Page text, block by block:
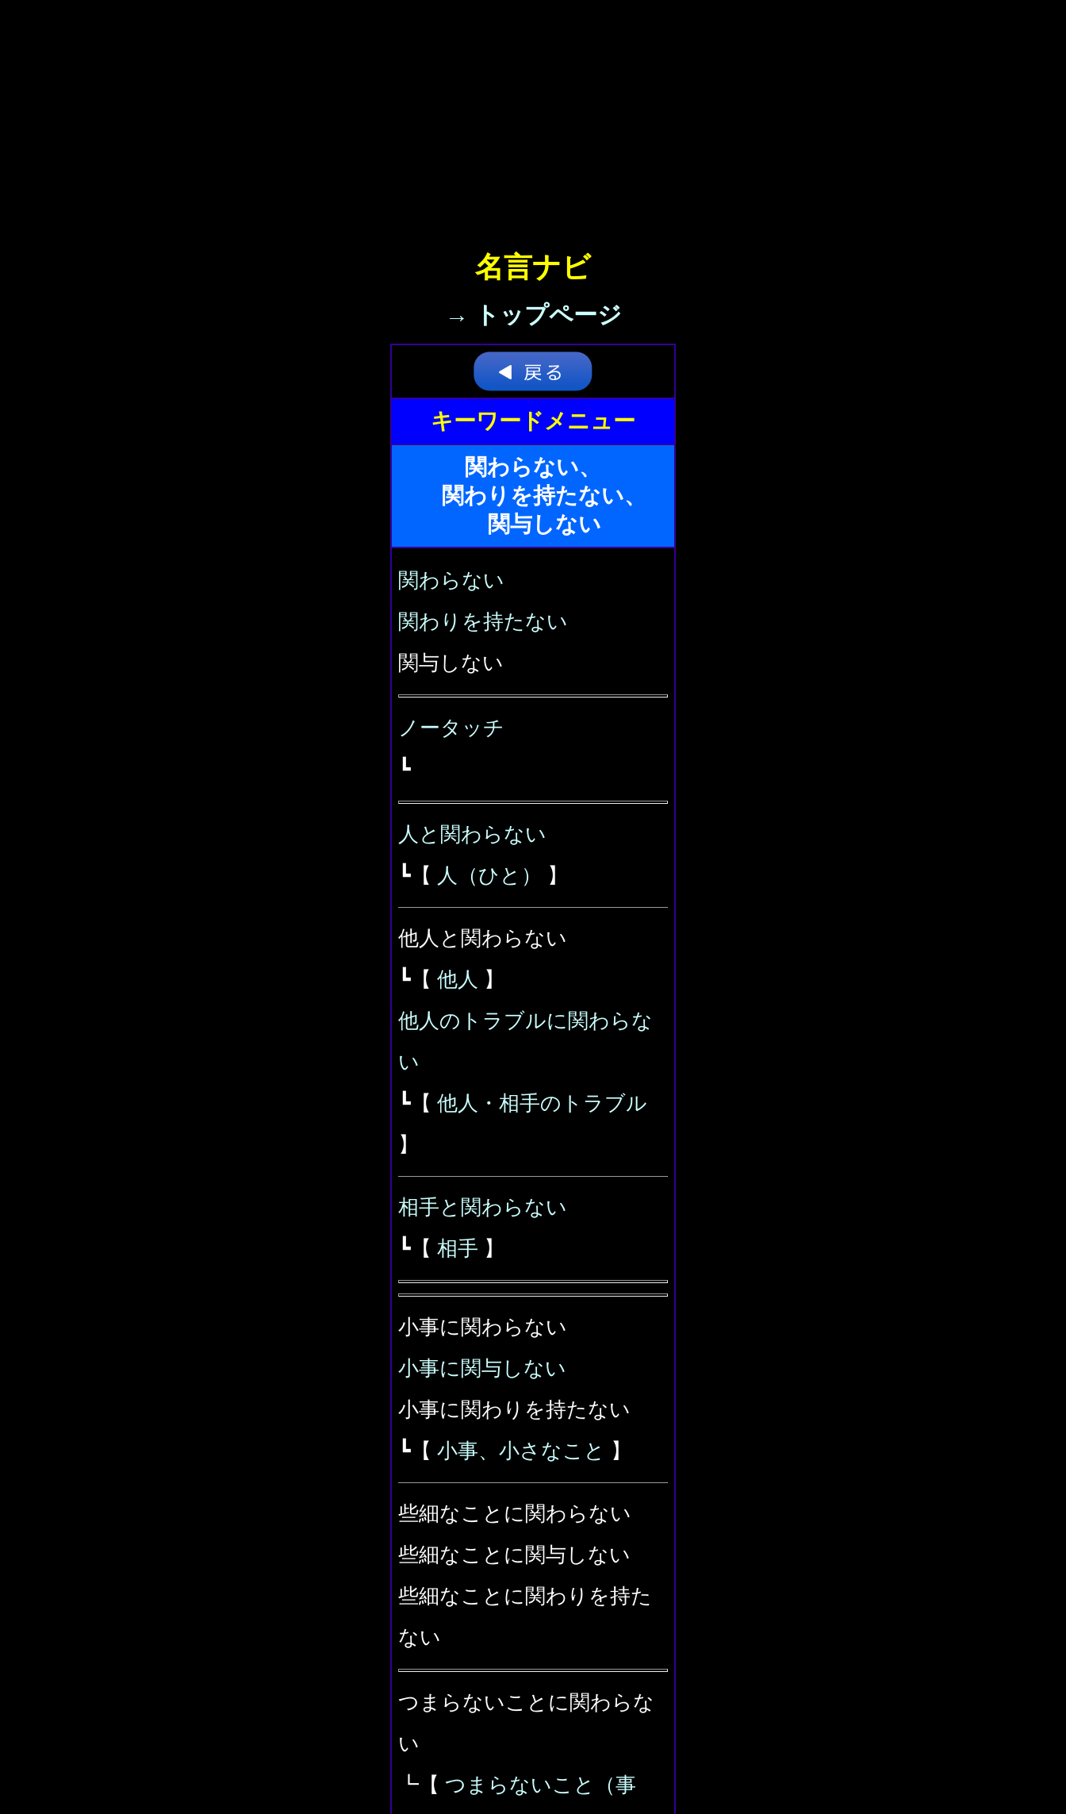
名言ナビ
→ トップページ
キーワードメニュー
関わらない、
関わりを持たない、
関与しない
関わらない
関わりを持たない
関与しない
ノータッチ
┗
人と関わらない
┗【 人（ひと） 】
他人と関わらない
┗【 他人 】
他人のトラブルに関わらな
い
┗【 他人・相手のトラブル
】
相手と関わらない
┗【 相手 】
小事に関わらない
小事に関与しない
小事に関わりを持たない
┗【 小事、小さなこと 】
些細なことに関わらない
些細なことに関与しない
些細なことに関わりを持た
ない
つまらないことに関わらな
い
┗【 つまらないこと（事